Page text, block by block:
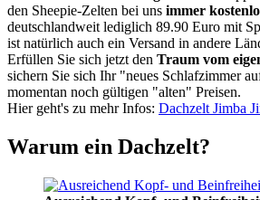
den Sheepie-Zelten bei uns immer
deutschlandweit lediglich 89.90 Euro mit
ist natürlich auch ein Versand in andere
Erfüllen Sie sich jetzt den Traum vom
sichern Sie sich Ihr "neues Schlafzimmer
momentan noch gültigen "alten" Preisen.
Hier geht's zu mehr Infos: Dachzelt Jimba
Warum ein Dachzelt?